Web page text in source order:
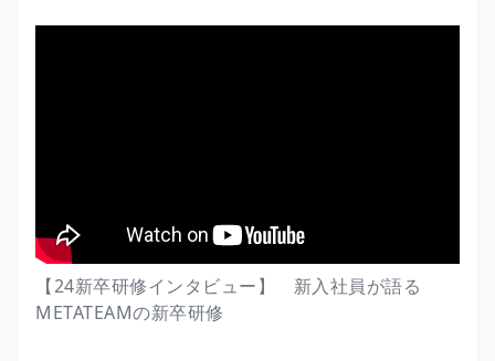
【24新卒研修インタビュー】 新入社員が語る
METATEAMの新卒研修